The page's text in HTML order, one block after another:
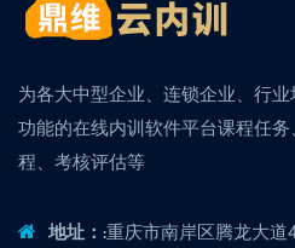
为各大中型企业、连锁企业、行
功能的在线内训软件平台课程任
程、考核评估等
地址：:重庆市南岸区腾龙大道